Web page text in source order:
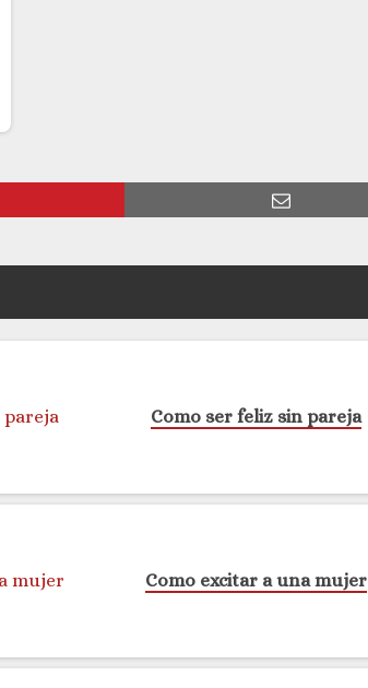
Como ser feliz sin pareja
Como excitar a una mujer